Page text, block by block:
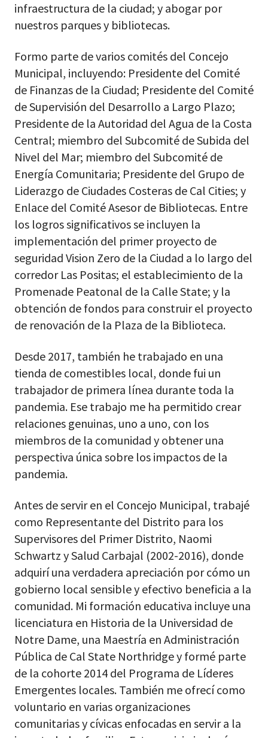
infraestructura de la ciudad; y abogar por
nuestros parques y bibliotecas.
Formo parte de varios comités del Concejo
Municipal, incluyendo: Presidente del Comité
de Finanzas de la Ciudad; Presidente del Comité
de Supervisión del Desarrollo a Largo Plazo;
Presidente de la Autoridad del Agua de la Costa
Central; miembro del Subcomité de Subida del
Nivel del Mar; miembro del Subcomité de
Energía Comunitaria; Presidente del Grupo de
Liderazgo de Ciudades Costeras de Cal Cities; y
Enlace del Comité Asesor de Bibliotecas. Entre
los logros significativos se incluyen la
implementación del primer proyecto de
seguridad Vision Zero de la Ciudad a lo largo del
corredor Las Positas; el establecimiento de la
Promenade Peatonal de la Calle State; y la
obtención de fondos para construir el proyecto
de renovación de la Plaza de la Biblioteca.
Desde 2017, también he trabajado en una
tienda de comestibles local, donde fui un
trabajador de primera línea durante toda la
pandemia. Ese trabajo me ha permitido crear
relaciones genuinas, uno a uno, con los
miembros de la comunidad y obtener una
perspectiva única sobre los impactos de la
pandemia.
Antes de servir en el Concejo Municipal, trabajé
como Representante del Distrito para los
Supervisores del Primer Distrito, Naomi
Schwartz y Salud Carbajal (2002-2016), donde
adquirí una verdadera apreciación por cómo un
gobierno local sensible y efectivo beneficia a la
comunidad. Mi formación educativa incluye una
licenciatura en Historia de la Universidad de
Notre Dame, una Maestría en Administración
Pública de Cal State Northridge y formé parte
de la cohorte 2014 del Programa de Líderes
Emergentes locales. También me ofrecí como
voluntario en varias organizaciones
comunitarias y cívicas enfocadas en servir a la